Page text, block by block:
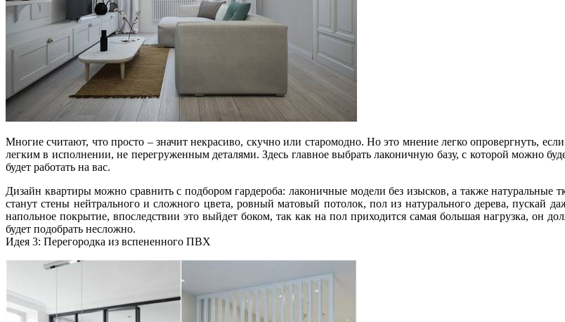
Многие считают, что просто – значит некрасиво, скучно или старомодно. Но это мнение легко опровергнуть,
легким в исполнении, не перегруженным деталями. Здесь главное выбрать лаконичную базу, с которой можно
будет работать на вас.
Дизайн квартиры можно сравнить с подбором гардероба: лаконичные модели без изысков, а также натуральные
станут стены нейтрального и сложного цвета, ровный матовый потолок, пол из натурального дерева, пускай
напольное покрытие, впоследствии это выйдет боком, так как на пол приходится самая большая нагрузка, он
будет подобрать несложно.
Идея 3: Перегородка из вспененного ПВХ